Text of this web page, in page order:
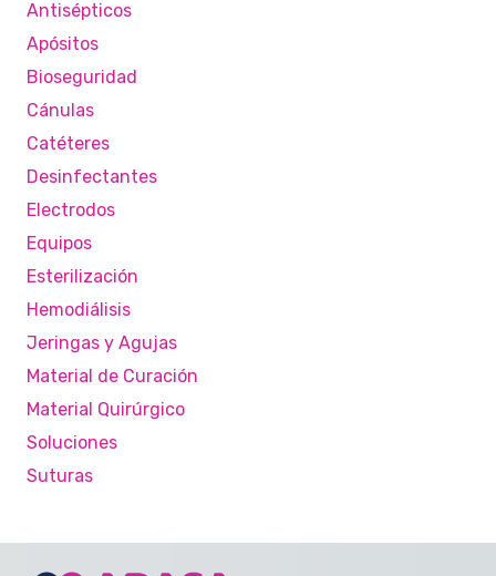
Antisépticos
Apósitos
Bioseguridad
Cánulas
Catéteres
Desinfectantes
Electrodos
Equipos
Esterilización
Hemodiálisis
Jeringas y Agujas
Material de Curación
Material Quirúrgico
Soluciones
Suturas